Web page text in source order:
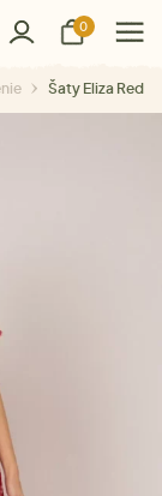
0
Šaty Eliza Red